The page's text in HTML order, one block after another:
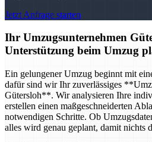
Jetzt Anfrage starten
Ihr Umzugsunternehmen
Unterstützung beim Umzug
Ein gelungener Umzug beginnt mit
dafür sind wir Ihr zuverlässiges
Gütersloh**. Wir analysieren Ihre
erstellen einen maßgeschneiderten
notwendigen Schritte. Ob
alles wird genau geplant, damit nichts